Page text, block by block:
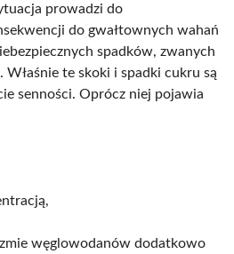
prowadzi do
do gwałtownych wahań
spadków, zwanych
. Właśnie te skoki i spadki cukru są
senności. Oprócz niej pojawia
węglowodanów dodatkowo